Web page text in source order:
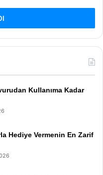
Kullanıma Kadar
Hediye Vermenin En Zarif